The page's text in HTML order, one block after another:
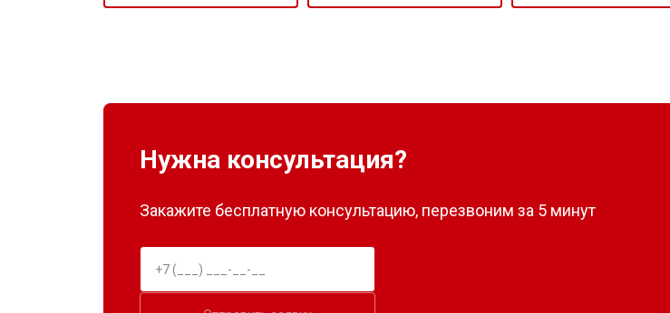
Нужна консультация?
Закажите бесплатную консультацию, перезвоним за 5 минут